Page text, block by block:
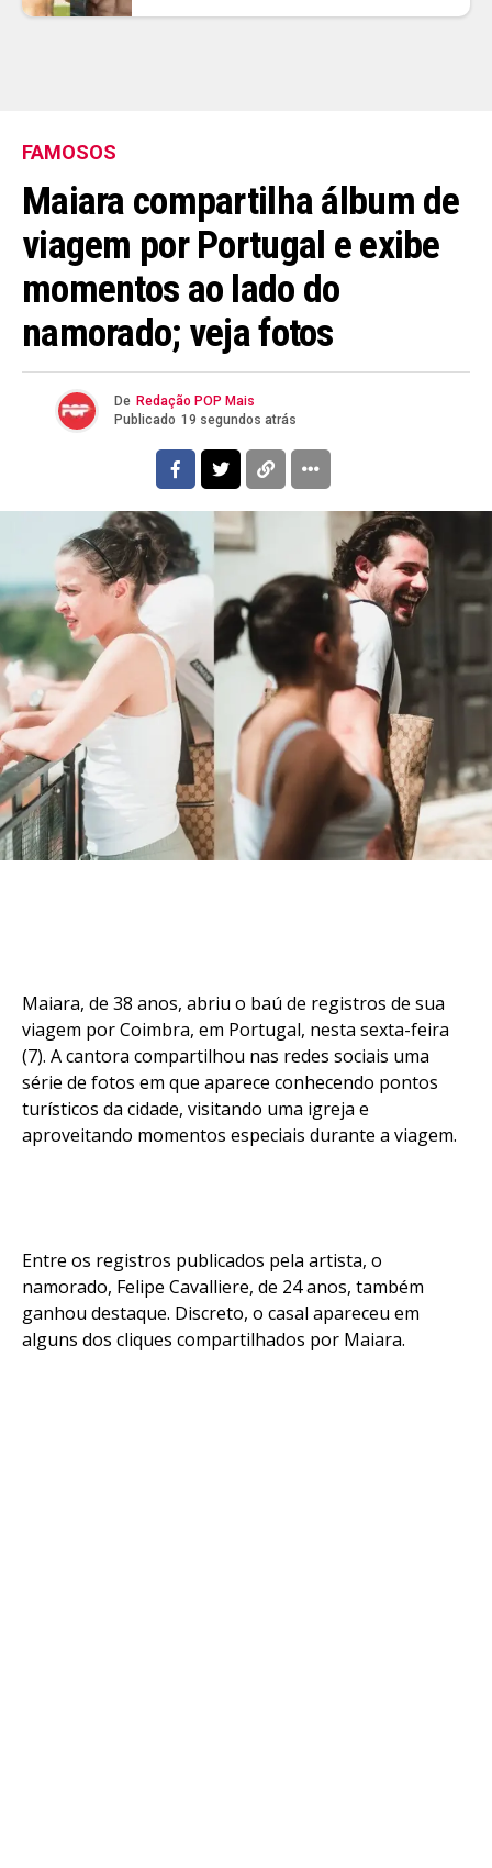
FAMOSOS
Maiara compartilha álbum de
viagem por Portugal e exibe
momentos ao lado do
namorado; veja fotos
De Redação POP Mais
Publicado 19 segundos atrás
Maiara, de 38 anos, abriu o baú de registros de sua
viagem por Coimbra, em Portugal, nesta sexta-feira
(7). A cantora compartilhou nas redes sociais uma
série de fotos em que aparece conhecendo pontos
turísticos da cidade, visitando uma igreja e
aproveitando momentos especiais durante a viagem.
Entre os registros publicados pela artista, o
namorado, Felipe Cavalliere, de 24 anos, também
ganhou destaque. Discreto, o casal apareceu em
alguns dos cliques compartilhados por Maiara.